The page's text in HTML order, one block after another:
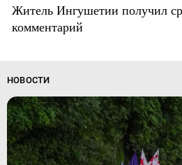
Житель Ингушетии получил
комментарий
НОВОСТИ